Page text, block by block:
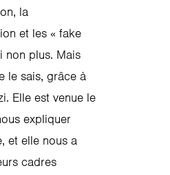
la
et les « fake
non plus. Mais
le sais, grâce à
Elle est venue le
expliquer
et elle nous a
cadres